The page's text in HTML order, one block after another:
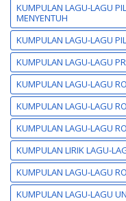
KUMPULAN LAGU-LAGU
MENYENTUH
KUMPULAN LAGU-LAGU
KUMPULAN LAGU-LAGU
KUMPULAN LAGU-LAGU
KUMPULAN LAGU-LAGU
KUMPULAN LAGU-LAGU
KUMPULAN LIRIK LAGU-
KUMPULAN LAGU-LAGU
KUMPULAN LAGU-LAGU